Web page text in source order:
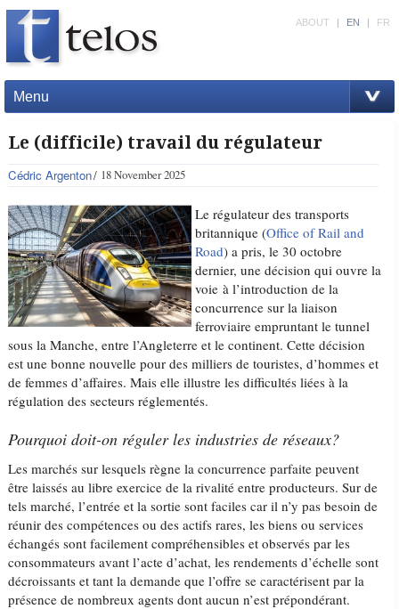
Menu
ABOUT | EN | FR
Le (difficile) travail du régulateur
Cédric Argenton 18 November 2025
Le régulateur des transports
britannique (Office of Rail and
Road) a pris, le 30 octobre
dernier, une décision qui ouvre la
voie à l’introduction de la
concurrence sur la liaison
ferroviaire empruntant le tunnel
sous la Manche, entre l’Angleterre et le continent. Cette décision
est une bonne nouvelle pour des milliers de touristes, d’hommes et
de femmes d’affaires. Mais elle illustre les difficultés liées à la
régulation des secteurs réglementés.
Pourquoi doit-on réguler les industries de réseaux?
Les marchés sur lesquels règne la concurrence parfaite peuvent
être laissés au libre exercice de la rivalité entre producteurs. Sur de
tels marché, l’entrée et la sortie sont faciles car il n’y pas besoin de
réunir des compétences ou des actifs rares, les biens ou services
échangés sont facilement compréhensibles et observés par les
consommateurs avant l’acte d’achat, les rendements d’échelle sont
décroissants et tant la demande que l’offre se caractérisent par la
présence de nombreux agents dont aucun n’est prépondérant.